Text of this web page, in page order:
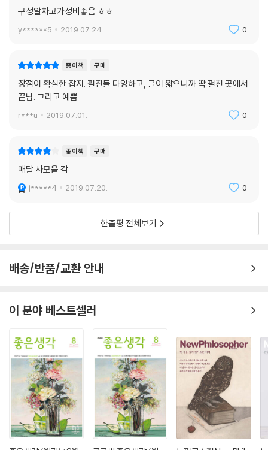
구성알차고가성비좋음 ㅎㅎ
y******5 2019.07.24. 0
종이책 구매
장점이 확실한 잡지. 필진들 다양하고, 글이 짧으니까 딱 펼친 곳에서
끝남. 그리고 예쁨
r***u 2019.07.01. 0
종이책 구매
매달 사모을 각
j*****4 2019.07.20. 0
한줄평 전체보기
배송/반품/교환 안내
이 분야 베스트셀러